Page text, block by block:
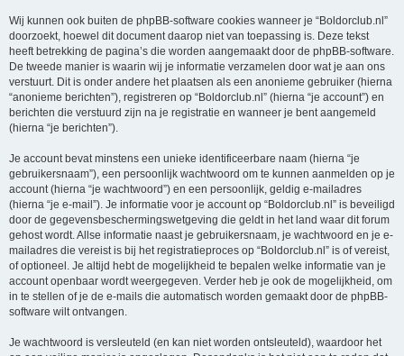
Wij kunnen ook buiten de phpBB-software cookies wanneer je “Boldorclub.nl”
doorzoekt, hoewel dit document daarop niet van toepassing is. Deze tekst
heeft betrekking de pagina’s die worden aangemaakt door de phpBB-software.
De tweede manier is waarin wij je informatie verzamelen door wat je aan ons
verstuurt. Dit is onder andere het plaatsen als een anonieme gebruiker (hierna
“anonieme berichten”), registreren op “Boldorclub.nl” (hierna “je account”) en
berichten die verstuurd zijn na je registratie en wanneer je bent aangemeld
(hierna “je berichten”).
Je account bevat minstens een unieke identificeerbare naam (hierna “je
gebruikersnaam”), een persoonlijk wachtwoord om te kunnen aanmelden op je
account (hierna “je wachtwoord”) en een persoonlijk, geldig e-mailadres
(hierna “je e-mail”). Je informatie voor je account op “Boldorclub.nl” is beveiligd
door de gegevensbeschermingswetgeving die geldt in het land waar dit forum
gehost wordt. Allse informatie naast je gebruikersnaam, je wachtwoord en je e-
mailadres die vereist is bij het registratieproces op “Boldorclub.nl” is of vereist,
of optioneel. Je altijd hebt de mogelijkheid te bepalen welke informatie van je
account openbaar wordt weergegeven. Verder heb je ook de mogelijkheid, om
in te stellen of je de e-mails die automatisch worden gemaakt door de phpBB-
software wilt ontvangen.
Je wachtwoord is versleuteld (en kan niet worden ontsleuteld), waardoor het